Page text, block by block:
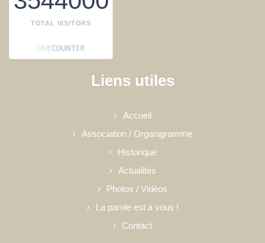
TOTAL VISITORS
Liens utiles
Accueil
Association / Organigramme
Historique
Actualités
Photos / Vidéos
La parole est à vous !
Contact